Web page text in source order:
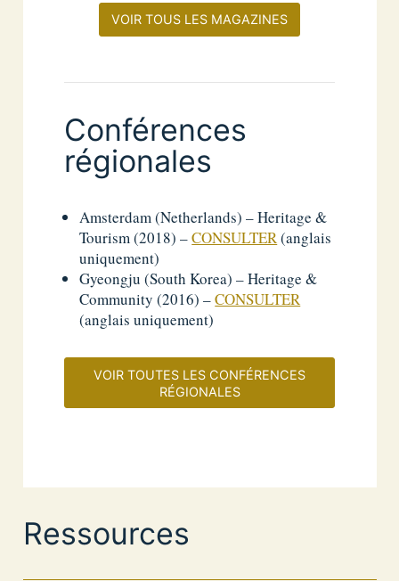
VOIR TOUS LES MAGAZINES
Conférences
régionales
Amsterdam (Netherlands) – Heritage &
Tourism (2018) –CONSULTER(anglais
uniquement)
Gyeongju (South Korea) – Heritage &
Community (2016) –CONSULTER
(anglais uniquement)
VOIR TOUTES LES CONFÉRENCES
RÉGIONALES
Ressources